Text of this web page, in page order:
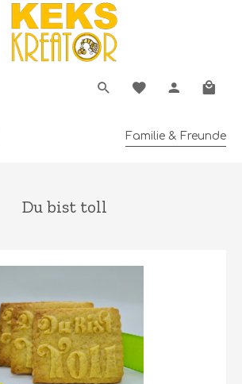
Familie & Freunde
Du bist toll